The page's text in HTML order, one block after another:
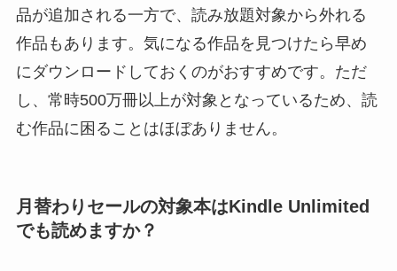
品が追加される一方で、読み放題対象から外れる
作品もあります。気になる作品を見つけたら早め
にダウンロードしておくのがおすすめです。ただ
し、常時500万冊以上が対象となっているため、読
む作品に困ることはほぼありません。
月替わりセールの対象本はKindle Unlimited
でも読めますか？